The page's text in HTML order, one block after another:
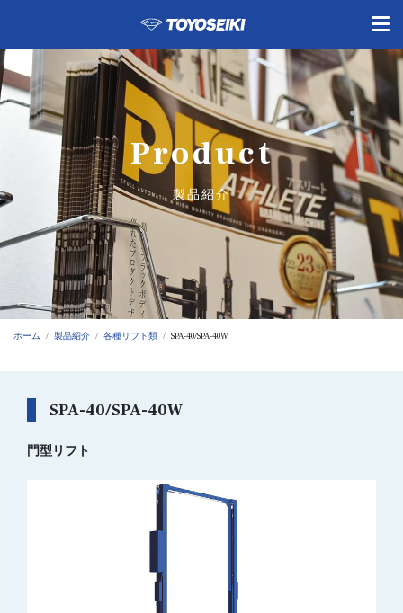
Product
製品紹介
ホーム 製品紹介 各種リフト類 SPA-40/SPA-40W
SPA-40/SPA-40W
門型リフト